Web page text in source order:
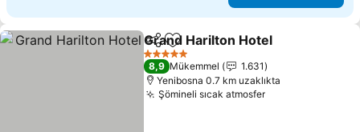
PaylaşFavorilerime ekle
Grand Harilton Hotel
5 Yıldız
8,9 Mükemmel
1.631
Yenibosna 0.7 km uzaklıkta
Şömineli sıcak atmosferFiyatları görün